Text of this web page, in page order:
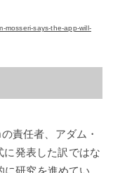
mosseri-says-the-app-will-
責任者、アダム・
に発表した訳ではな
に研究を進めてい